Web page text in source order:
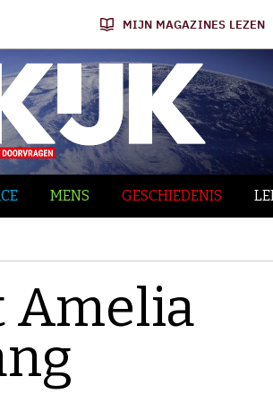
MIJN MAGAZINES LEZEN
MENS GESCHIEDENIS
Amelia